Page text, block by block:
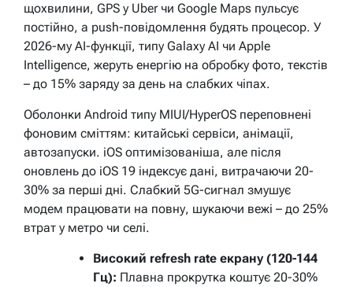
щохвилини, GPS у Uber чи Google Maps пульсує
постійно, а push-повідомлення будять процесор. У
2026-му AI-функції, типу Galaxy AI чи Apple
Intelligence, жеруть енергію на обробку фото, текстів
– до 15% заряду за день на слабких чіпах.
Оболонки Android типу MIUI/HyperOS переповнені
фоновим сміттям: китайські сервіси, анімації,
автозапуски. iOS оптимізованіша, але після
оновлень до iOS 19 індексує дані, витрачаючи 20-
30% за перші дні. Слабкий 5G-сигнал змушує
модем працювати на повну, шукаючи вежі – до 25%
втрат у метро чи селі.
Високий refresh rate екрану (120-144
Гц): Плавна прокрутка коштує 20-30%